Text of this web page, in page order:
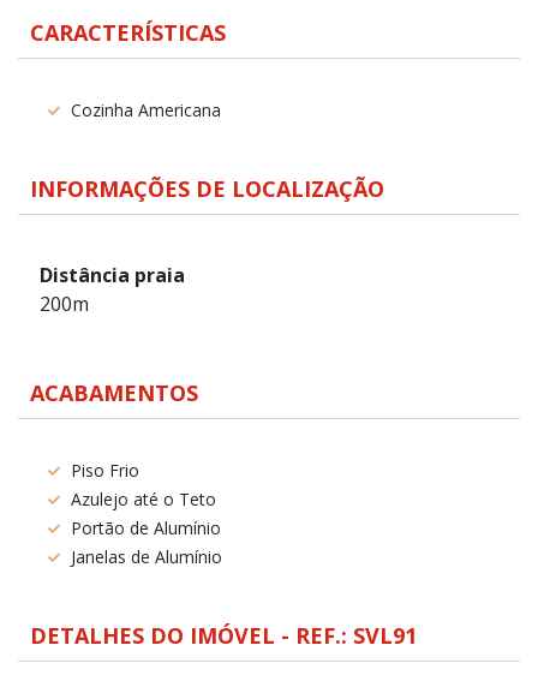
CARACTERÍSTICAS
Cozinha Americana
INFORMAÇÕES DE LOCALIZAÇÃO
Distância praia
200m
ACABAMENTOS
Piso Frio
Azulejo até o Teto
Portão de Alumínio
Janelas de Alumínio
DETALHES DO IMÓVEL - REF.: SVL91